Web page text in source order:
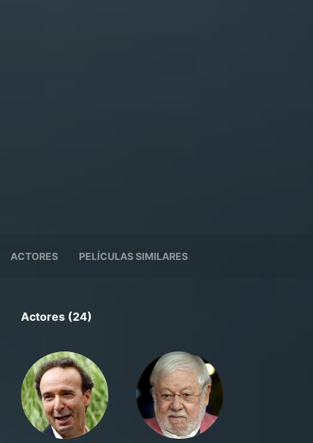
ACTORES PELÍCULAS SIMILARES
Actores (24)